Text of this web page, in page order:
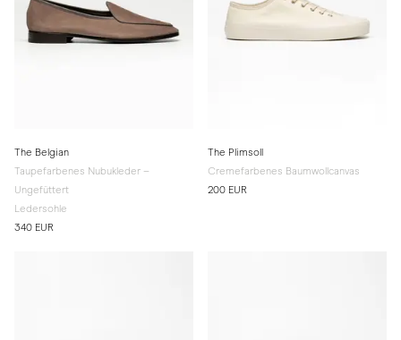
The Belgian
Taupefarbenes Nubukleder –
Ungefüttert
Ledersohle
340 EUR
The Plimsoll
Cremefarbenes Baumwollcanvas
200 EUR